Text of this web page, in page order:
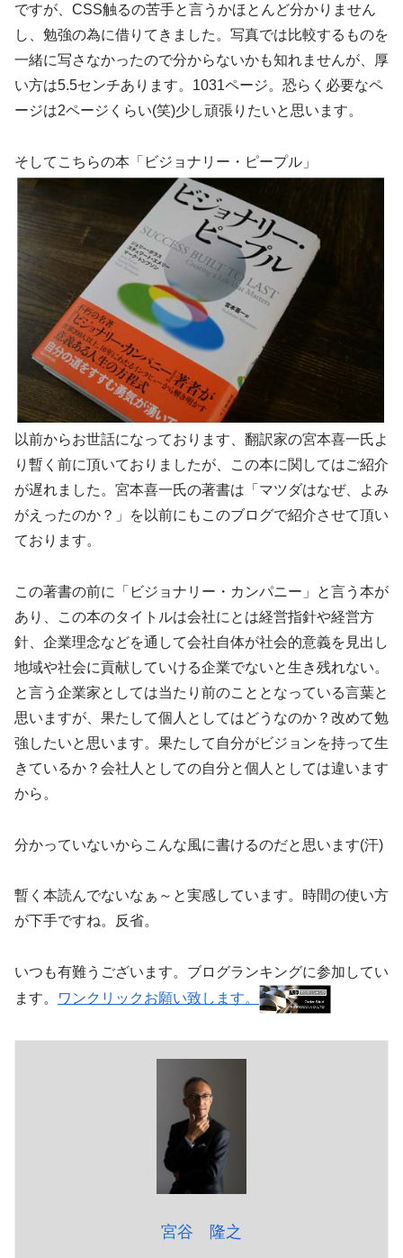
ですが、CSS触るの苦手と言うかほとんど分かりません
し、勉強の為に借りてきました。写真では比較するものを
一緒に写さなかったので分からないかも知れませんが、厚
い方は5.5センチあります。1031ページ。恐らく必要なペ
ージは2ページくらい(笑)少し頑張りたいと思います。
そしてこちらの本「ビジョナリー・ピープル」
以前からお世話になっております、翻訳家の宮本喜一氏よ
り暫く前に頂いておりましたが、この本に関してはご紹介
が遅れました。宮本喜一氏の著書は「マツダはなぜ、よみ
がえったのか？」を以前にもこのブログで紹介させて頂い
ております。
この著書の前に「ビジョナリー・カンパニー」と言う本が
あり、この本のタイトルは会社にとは経営指針や経営方
針、企業理念などを通して会社自体が社会的意義を見出し
地域や社会に貢献していける企業でないと生き残れない。
と言う企業家としては当たり前のこととなっている言葉と
思いますが、果たして個人としてはどうなのか？改めて勉
強したいと思います。果たして自分がビジョンを持って生
きているか？会社人としての自分と個人としては違います
から。
分かっていないからこんな風に書けるのだと思います(汗)
暫く本読んでないなぁ～と実感しています。時間の使い方
が下手ですね。反省。
いつも有難うございます。ブログランキングに参加してい
ます。
ワンクリックお願い致します。
宮谷 隆之